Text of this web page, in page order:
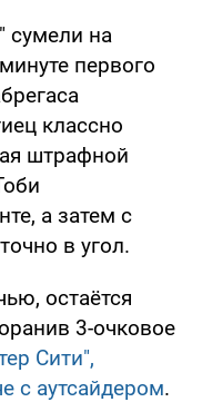
сумели на
первого
классно
штрафной
а затем с
в угол.
остаётся
3-очковое
Сити",
с аутсайдером.